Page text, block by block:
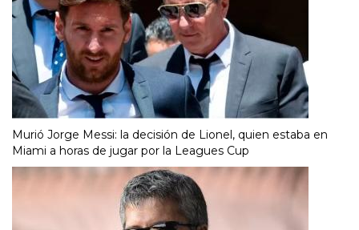
Murió Jorge Messi: la decisión de Lionel, quien estaba en
Miami a horas de jugar por la Leagues Cup